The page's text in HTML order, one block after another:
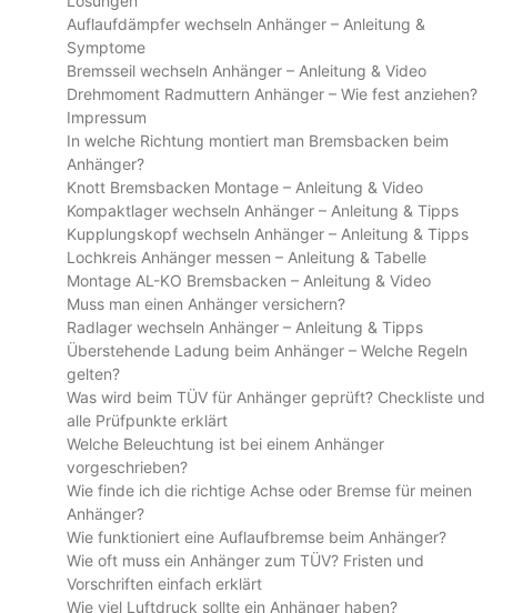
Auflaufdämpfer wechseln Anhänger – Anleitung &
Symptome
Bremsseil wechseln Anhänger – Anleitung & Video
Drehmoment Radmuttern Anhänger – Wie fest anziehen?
Impressum
In welche Richtung montiert man Bremsbacken beim
Anhänger?
Knott Bremsbacken Montage – Anleitung & Video
Kompaktlager wechseln Anhänger – Anleitung & Tipps
Kupplungskopf wechseln Anhänger – Anleitung & Tipps
Lochkreis Anhänger messen – Anleitung & Tabelle
Montage AL-KO Bremsbacken – Anleitung & Video
Muss man einen Anhänger versichern?
Radlager wechseln Anhänger – Anleitung & Tipps
Überstehende Ladung beim Anhänger – Welche Regeln
gelten?
Was wird beim TÜV für Anhänger geprüft? Checkliste und
alle Prüfpunkte erklärt
Welche Beleuchtung ist bei einem Anhänger
vorgeschrieben?
Wie finde ich die richtige Achse oder Bremse für meinen
Anhänger?
Wie funktioniert eine Auflaufbremse beim Anhänger?
Wie oft muss ein Anhänger zum TÜV? Fristen und
Vorschriften einfach erklärt
Wie viel Luftdruck sollte ein Anhänger haben?